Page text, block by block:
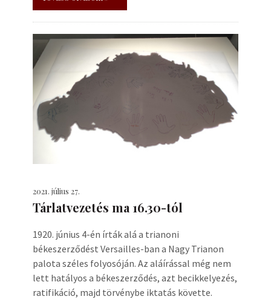
2021. július 27.
Tárlatvezetés ma 16.30-tól
1920. június 4-én írták alá a trianoni
békeszerződést Versailles-ban a Nagy Trianon
palota széles folyosóján. Az aláírással még nem
lett hatályos a békeszerződés, azt becikkelyezés,
ratifikáció, majd törvénybe iktatás követte.